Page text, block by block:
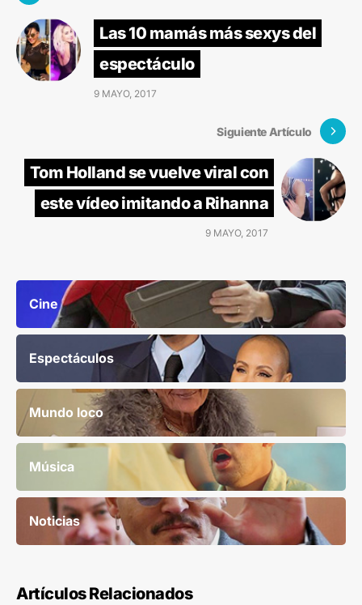
Las 10 mamás más sexys del
espectáculo
9 MAYO, 2017
Siguiente Artículo
Tom Holland se vuelve viral con
este vídeo imitando a Rihanna
9 MAYO, 2017
Cine
Espectáculos
Mundo loco
Música
Noticias
Artículos Relacionados